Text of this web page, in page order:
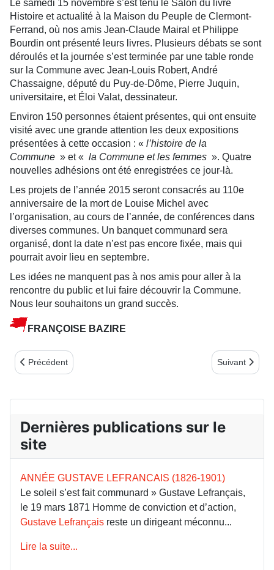
Le samedi 15 novembre s’est tenu le Salon du livre
Histoire et actualité à la Maison du Peuple de Clermont-
Ferrand, où nos amis Jean-Claude Mairal et Philippe
Bourdin ont présenté leurs livres. Plusieurs débats se sont
déroulés et la journée s’est terminée par une table ronde
sur la Commune avec Jean-Louis Robert, André
Chassaigne, député du Puy-de-Dôme, Pierre Juquin,
universitaire, et Éloi Valat, dessinateur.
Environ 150 personnes étaient présentes, qui ont ensuite
visité avec une grande attention les deux expositions
présentées à cette occasion : « l’histoire de la
Commune » et « la Commune et les femmes ». Quatre
nouvelles adhésions ont été enregistrées ce jour-là.
Les projets de l’année 2015 seront consacrés au 110e
anniversaire de la mort de Louise Michel avec
l’organisation, au cours de l’année, de conférences dans
diverses communes. Un banquet communard sera
organisé, dont la date n’est pas encore fixée, mais qui
pourrait avoir lieu en septembre.
Les idées ne manquent pas à nos amis pour aller à la
rencontre du public et lui faire découvrir la Commune.
Nous leur souhaitons un grand succès.
FRANÇOISE BAZIRE
Article précédent : COMMÉMORATION AU MUR DES FÉDÉRÉS
Précédent Article suivant
Suivant
Dernières publications sur le
site
ANNÉE GUSTAVE LEFRANCAIS (1826-1901)
Le soleil s’est fait communard » Gustave Lefrançais,
le 19 mars 1871 Homme de conviction et d’action,
Gustave Lefrançais reste un dirigeant méconnu...
Lire la suite...